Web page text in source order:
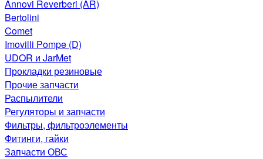
Annovi Reverberi (AR)
Bertolini
Comet
Imovilli Pompe (D)
UDOR и JarMet
Прокладки резиновые
Прочие запчасти
Распылители
Регуляторы и запчасти
Фильтры, фильтроэлементы
Фитинги, гайки
Запчасти ОВС